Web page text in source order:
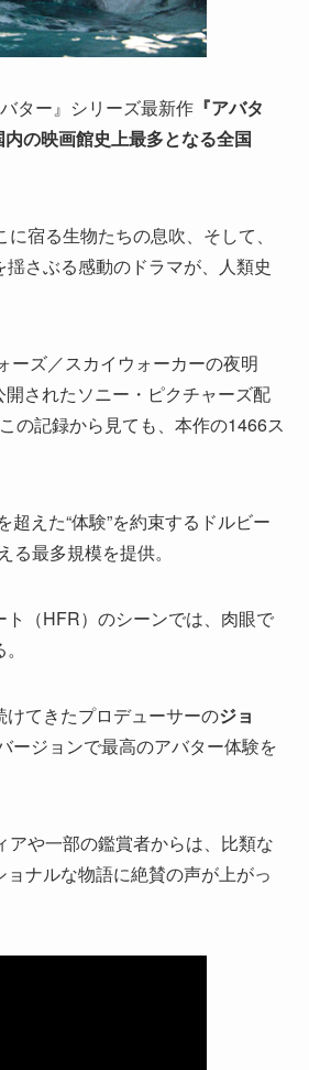
ター』シリーズ最新作 『アバタ
の映画館史上最多となる全国
宿る生物たちの息吹、そして、
さぶる感動のドラマが、人類史
ーズ／スカイウォーカーの夜明
されたソニー・ピクチャーズ配
の記録から見ても、本作の1466ス
えた“体験”を約束するドルビー
最多規模を提供。
（HFR）のシーンでは、肉眼で
てきたプロデューサーのジョ
ージョンで最高のアバター体験を
や一部の鑑賞者からは、比類な
ナルな物語に絶賛の声が上がっ